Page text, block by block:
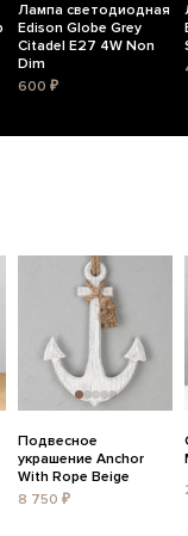
Лампа светодиодная
Edison Globe Grey
Citadel E27 4W Non
Dim
600 ₽
Подвесное
украшение Anchor
With Rope Beige
8 750 ₽